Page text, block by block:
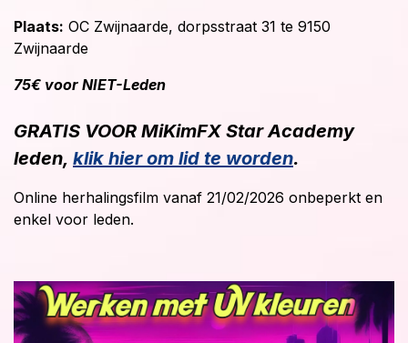
Plaats: OC Zwijnaarde, dorpsstraat 31 te 9150
Zwijnaarde
75€ voor NIET-Leden
GRATIS VOOR MiKimFX Star Academy
leden, klik hier om lid te worden.
Online herhalingsfilm vanaf 21/02/2026 onbeperkt en
enkel voor leden.